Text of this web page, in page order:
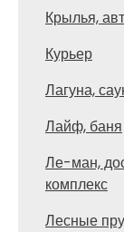
Крылья,
Курьер
Лагуна,
Лайф, баня
Ле-ман,
комплекс
Лесные